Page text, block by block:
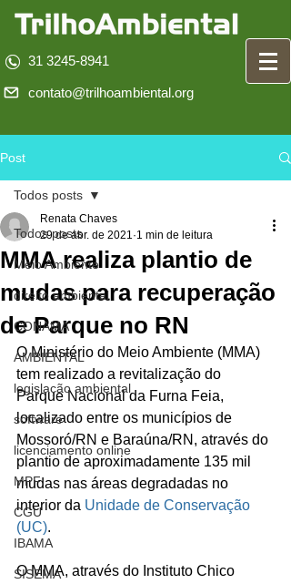
31 3245-8941
contato@trilhoambiental.org
Post
Todos posts
Meio Ambiente
direito ambiental
CONAMA
AMBIENTAL
legislação ambiental
software
licenciamento online
MPF
CGU
IBAMA
SISEMA
Todos posts
MMA realiza plantio de
mudas para recuperação
de Parque no RN
Renata Chaves
29 de abr. de 2021 1 min de leitura
O Ministério do Meio Ambiente (MMA)
tem realizado a revitalização do
Parque Nacional da Furna Feia,
localizado entre os municípios de
Mossoró/RN e Baraúna/RN, através do
plantio de aproximadamente 135 mil
mudas nas áreas degradadas no
interior da Unidade de Conservação
(UC).
O MMA, através do Instituto Chico